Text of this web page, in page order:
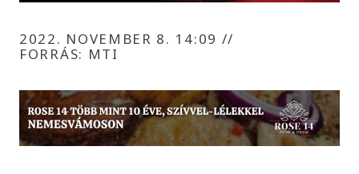
2022. NOVEMBER 8. 14:09 //
FORRÁS: MTI